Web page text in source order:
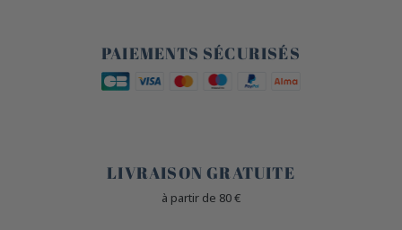
PAIEMENTS SÉCURISÉS
LIVRAISON GRATUITE
à partir de 80 €